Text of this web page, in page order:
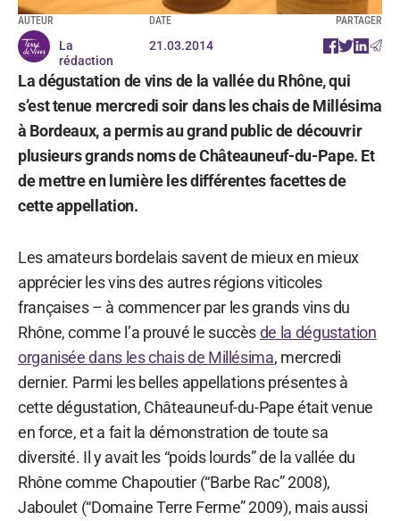
AUTEUR
La
rédaction
DATE
21.03.2014
PARTAGER
La dégustation de vins de la vallée du Rhône, qui
s’est tenue mercredi soir dans les chais de Millésima
à Bordeaux, a permis au grand public de découvrir
plusieurs grands noms de Châteauneuf-du-Pape. Et
de mettre en lumière les différentes facettes de
cette appellation.
Les amateurs bordelais savent de mieux en mieux
apprécier les vins des autres régions viticoles
françaises – à commencer par les grands vins du
Rhône, comme l’a prouvé le succèsde la dégustation
organisée dans les chais de Millésima, mercredi
dernier. Parmi les belles appellations présentes à
cette dégustation, Châteauneuf-du-Pape était venue
en force, et a fait la démonstration de toute sa
diversité. Il y avait les “poids lourds” de la vallée du
Rhône comme Chapoutier (“Barbe Rac” 2008),
Jaboulet (“Domaine Terre Ferme” 2009), mais aussi